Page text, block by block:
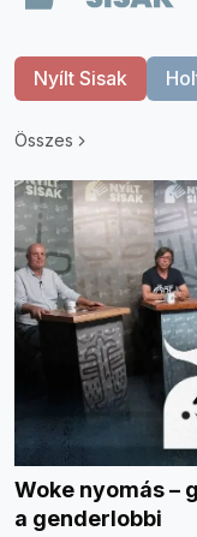
Nyílt Sisak
Összes
Woke nyomás –
a genderlobbi